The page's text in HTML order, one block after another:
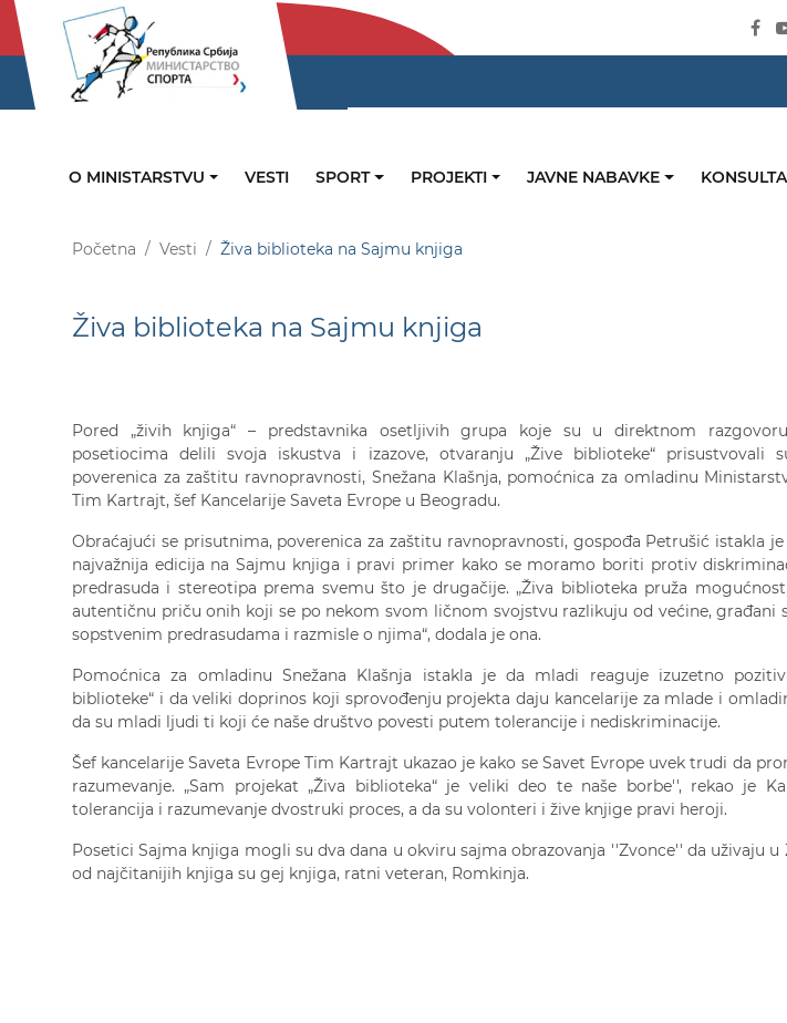
O MINISTARSTVU VESTI SPORT PROJEKTI JAVNE NABAVKE
Početna Vesti Živa biblioteka na Sajmu knjiga
Živa biblioteka na Sajmu knjiga
Pored „živih knjiga“ – predstavnika osetljivih grupa koje su u direktnom
posetiocima delili svoja iskustva i izazove, otvaranju „Žive biblioteke“ prisustvovali
poverenica za zaštitu ravnopravnosti, Snežana Klašnja, pomoćnica za omladinu
Tim Kartrajt, šef Kancelarije Saveta Evrope u Beogradu.
Obraćajući se prisutnima, poverenica za zaštitu ravnopravnosti, gospođa Petrušić istakla je
najvažnija edicija na Sajmu knjiga i pravi primer kako se moramo boriti protiv
predrasuda i stereotipa prema svemu što je drugačije. „Živa biblioteka pruža
autentičnu priču onih koji se po nekom svom ličnom svojstvu razlikuju od većine, građani
sopstvenim predrasudama i razmisle o njima“, dodala je ona.
Pomoćnica za omladinu Snežana Klašnja istakla je da mladi reaguje izuzetno
biblioteke“ i da veliki doprinos koji sprovođenju projekta daju kancelarije za mlade i
da su mladi ljudi ti koji će naše društvo povesti putem tolerancije i nediskriminacije.
Šef kancelarije Saveta Evrope Tim Kartrajt ukazao je kako se Savet Evrope uvek trudi da
razumevanje. „Sam projekat „Živa biblioteka“ je veliki deo te naše borbe'', rekao je
tolerancija i razumevanje dvostruki proces, a da su volonteri i žive knjige pravi heroji.
Posetici Sajma knjiga mogli su dva dana u okviru sajma obrazovanja ''Zvonce'' da uživaju u
od najčitanijih knjiga su gej knjiga, ratni veteran, Romkinja.